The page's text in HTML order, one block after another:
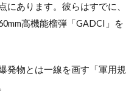
にあります。彼らはすでに、
高機能榴弾「GADCI」を
発物とは一線を画す「軍用規